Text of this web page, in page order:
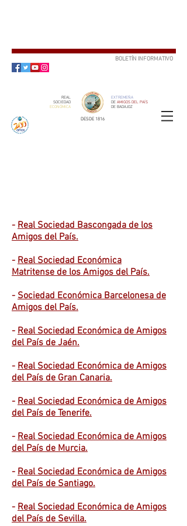
BOLETÍN INFORMATIVO
REAL
SOCIEDAD
ECONÓMICA
EXTREMEÑA
DE AMIGOS DEL PAÍS
DE BADAJOZ
DESDE 1816
- Real Sociedad Bascongada de los
Amigos del País.
- Real Sociedad Económica
Matritense de los Amigos del País.
- Sociedad Económica Barcelonesa de
Amigos del País.
- Real Sociedad Económica de Amigos
del País de Jaén.
- Real Sociedad Económica de Amigos
del País de Gran Canaria.
- Real Sociedad Económica de Amigos
del País de Tenerife.
- Real Sociedad Económica de Amigos
del País de Murcia.
- Real Sociedad Económica de Amigos
del País de Santiago.
- Real Sociedad Económica de Amigos
del País de Sevilla.